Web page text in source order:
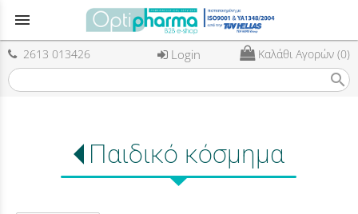
menu
2613 013426 Login Καλάθι Αγορών (0)
search
Παιδικό κόσμημα